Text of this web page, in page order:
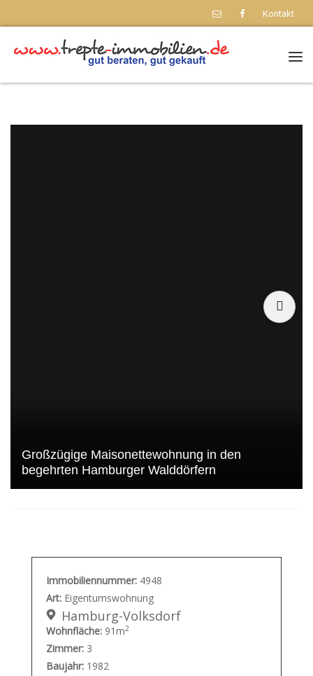
Kontakt
Großzügige Maisonettewohnung in den
begehrten Hamburger Walddörfern
Immobiliennummer: 4948
Art: Eigentumswohnung
Hamburg-Volksdorf
Wohnfläche: 91m2
Zimmer: 3
Baujahr: 1982